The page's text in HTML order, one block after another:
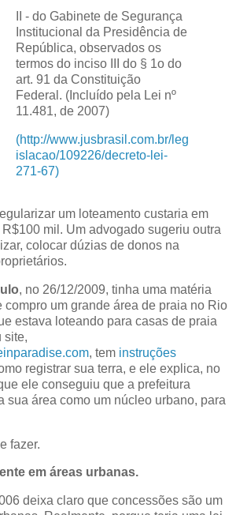
II - do Gabinete de Segurança
Institucional da Presidência de
República, observados os
termos do inciso III do § 1o do
art. 91 da Constituição
Federal. (Incluído pela Lei nº
11.481, de 2007)
(http://www.jusbrasil.com.br/leg
islacao/109226/decreto-lei-
271-67)
um loteamento custaria em
mil. Um advogado sugeriu outra
colocar dúzias de donos na
, no 26/12/2009, tinha uma matéria
compro um grande área de praia no Rio
estava loteando para casas de praia
site,
, tem instruções
registrar sua terra, e ele explica, no
ele conseguiu que a prefeitura
sua área como um núcleo urbano, para
fazer.
em áreas urbanas.
deixa claro que concessões são um